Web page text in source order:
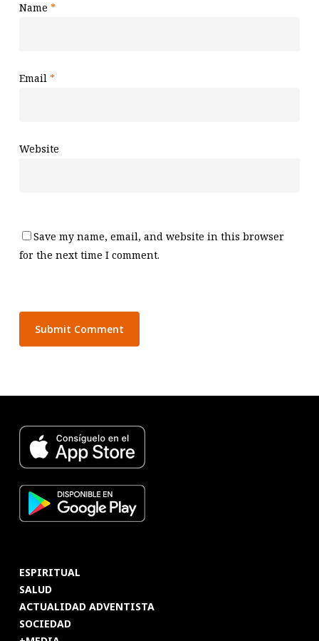
Name *
Email *
Website
Save my name, email, and website in this browser
for the next time I comment.
ESPIRITUAL
SALUD
ACTUALIDAD ADVENTISTA
SOCIEDAD